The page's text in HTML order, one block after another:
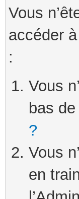
Vous
accéder
:
Vous
bas
?
Vous
en